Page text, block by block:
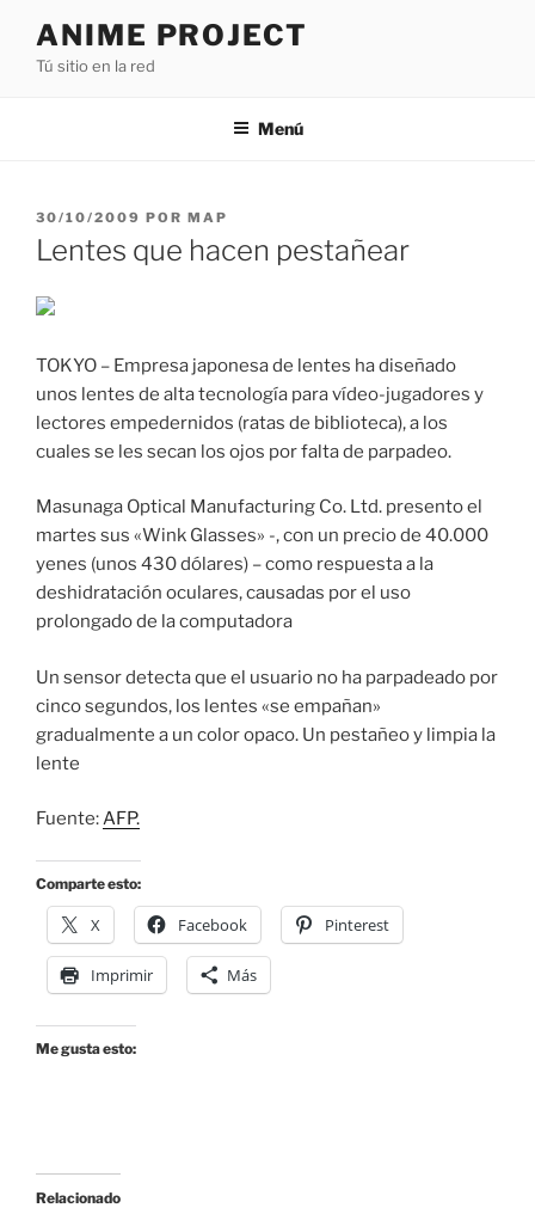
contenido
ANIME PROJECT
Tú sitio en la red
Menú
PUBLICADO
EL
30/10/2009 POR MAP
Lentes que hacen pestañear
TOKYO – Empresa japonesa de lentes ha diseñado
unos lentes de alta tecnología para vídeo-jugadores y
lectores empedernidos (ratas de biblioteca), a los
cuales se les secan los ojos por falta de parpadeo.
Masunaga Optical Manufacturing Co. Ltd. presento el
martes sus «Wink Glasses» -, con un precio de 40.000
yenes (unos 430 dólares) – como respuesta a la
deshidratación oculares, causadas por el uso
prolongado de la computadora
Un sensor detecta que el usuario no ha parpadeado por
cinco segundos, los lentes «se empañan»
gradualmente a un color opaco. Un pestañeo y limpia la
lente
Fuente:AFP.
Comparte esto:
X Facebook Pinterest
Imprimir Más
Me gusta esto:
Relacionado